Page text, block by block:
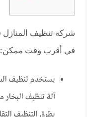
في أقرب وقت ممكن:
يستخدم تنظيف
آلة تنظيف البخار
بطرق التنظيف